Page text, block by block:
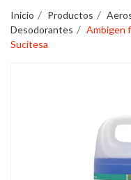
Inicio Productos
Desodorantes
Ambigen
Sucitesa